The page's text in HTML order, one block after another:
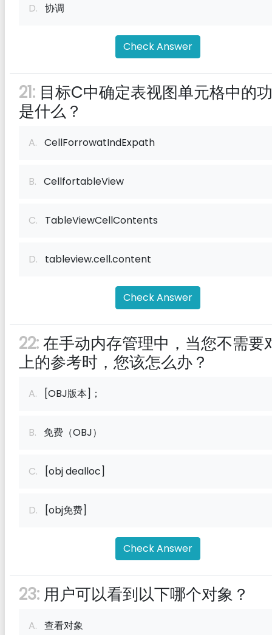
D. 协调
Check Answer
21: 目标C中确定表视图单元格中的
是什么？
A. CellForrowatIndExpath
B. CellfortableView
C. TableViewCellContents
D. tableview.cell.content
Check Answer
22:在手动内存管理中，当您不需要
上的参考时，您该怎么办？
A. [OBJ版本]；
B. 免费（OBJ）
C. [obj dealloc]
D. [obj免费]
Check Answer
23: 用户可以看到以下哪个对象？
A. 查看对象